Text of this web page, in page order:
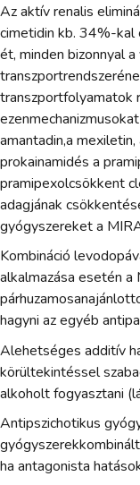
Az aktív renalis
cimetidin kb. 34%-kal
ét, minden bizonnyal
transzportfolyamatok
amantadin,a mexiletin,
prokainamidés a
pramipexolcsökkent
adagjának
gyógyszereket a
Kombináció
alkalmazása esetén
hagyni az egyéb
Alehetséges additív
körültekintéssel
alkoholt fogyasztani
Antipszichotikus
ha antagonista